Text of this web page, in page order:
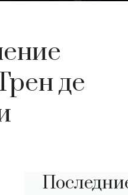
де